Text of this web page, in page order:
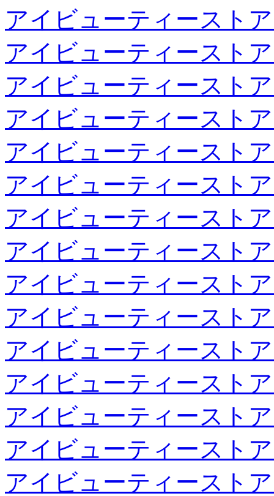
アイビューティースト
アイビューティースト
アイビューティースト
アイビューティースト
アイビューティースト
アイビューティースト
アイビューティースト
アイビューティースト
アイビューティースト
アイビューティースト
アイビューティースト
アイビューティースト
アイビューティースト
アイビューティースト
アイビューティースト